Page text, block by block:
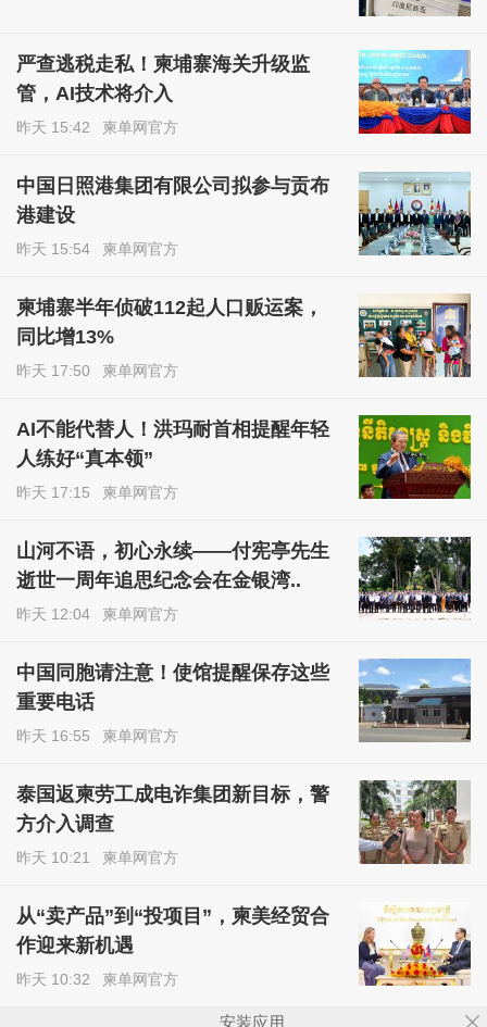
严查逃税走私！柬埔寨海关升级监
管，AI技术将介入
昨天 15:42 柬单网官方
中国日照港集团有限公司拟参与贡布
港建设
昨天 15:54 柬单网官方
柬埔寨半年侦破112起人口贩运案，
同比增13%
昨天 17:50 柬单网官方
AI不能代替人！洪玛耐首相提醒年轻
人练好“真本领”
昨天 17:15 柬单网官方
山河不语，初心永续——付宪亭先生
逝世一周年追思纪念会在金银湾..
昨天 12:04 柬单网官方
中国同胞请注意！使馆提醒保存这些
重要电话
昨天 16:55 柬单网官方
泰国返柬劳工成电诈集团新目标，警
方介入调查
昨天 10:21 柬单网官方
从“卖产品”到“投项目”，柬美经贸合
作迎来新机遇
昨天 10:32 柬单网官方
安装应用